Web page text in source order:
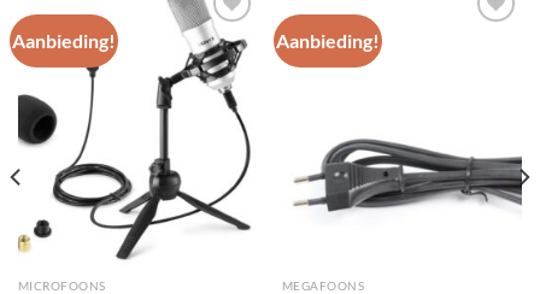
Aanbieding!
Toevoegen
aan
wenslijst
MICROFOONS
Aanbieding!
MEGAFOONS